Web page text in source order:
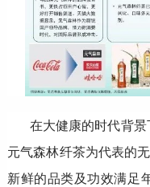
在大健康的时代背
元气森林纤茶为代表的
新鲜的品类及功效满足